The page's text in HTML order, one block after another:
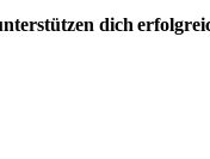
dich